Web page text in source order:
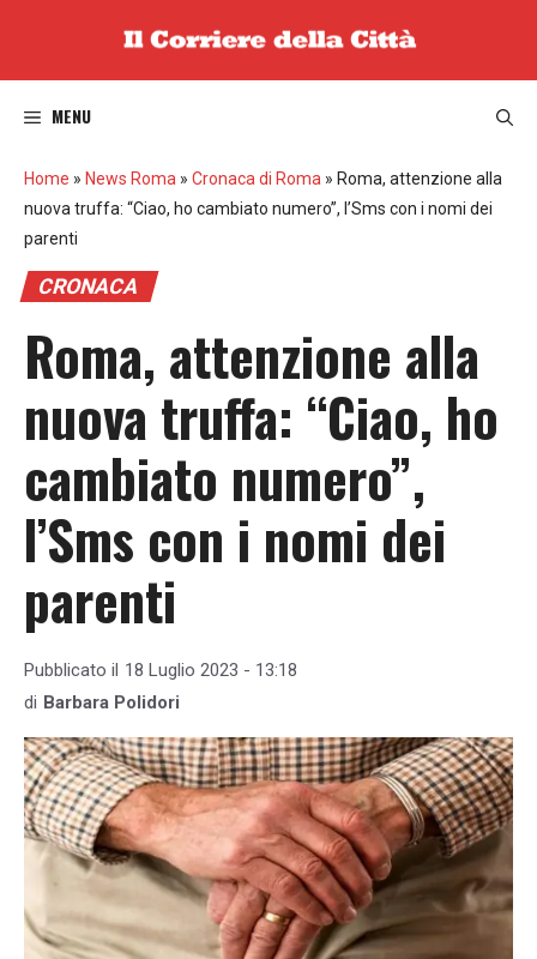
MENU
Home » News Roma » Cronaca di Roma » Roma, attenzione alla
nuova truffa: “Ciao, ho cambiato numero”, l’Sms con i nomi dei
parenti
CRONACA
Roma, attenzione alla
nuova truffa: “Ciao, ho
cambiato numero”,
l’Sms con i nomi dei
parenti
Pubblicato il 18 Luglio 2023 - 13:18
di Barbara Polidori